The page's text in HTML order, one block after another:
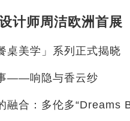
桌美学」系列正式揭晓
——响隐与香云纱
融合：多伦多“Dreams